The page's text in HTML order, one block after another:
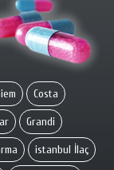
Costa
Grandi
istanbul İlaç